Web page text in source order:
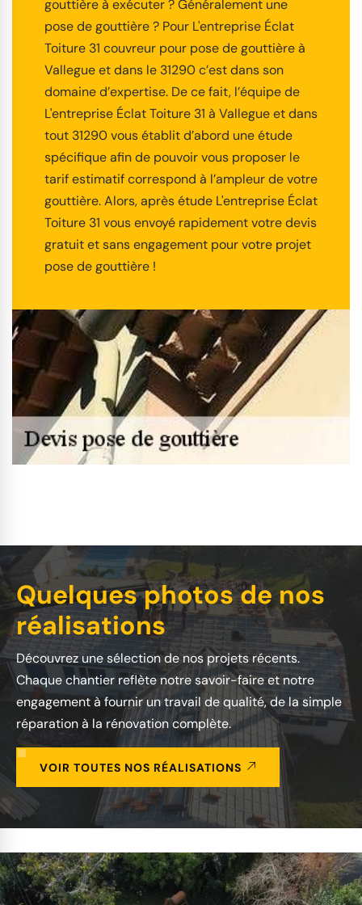
gouttière à exécuter ? Généralement une
pose de gouttière ? Pour L'entreprise Éclat
Toiture 31 couvreur pour pose de gouttière à
Vallegue et dans le 31290 c’est dans son
domaine d’expertise. De ce fait, l’équipe de
L'entreprise Éclat Toiture 31 à Vallegue et dans
tout 31290 vous établit d’abord une étude
spécifique afin de pouvoir vous proposer le
tarif estimatif correspond à l’ampleur de votre
gouttière. Alors, après étude L'entreprise Éclat
Toiture 31 vous envoyé rapidement votre devis
gratuit et sans engagement pour votre projet
pose de gouttière !
Quelques photos de nos
réalisations
Découvrez une sélection de nos projets récents.
Chaque chantier reflète notre savoir-faire et notre
engagement à fournir un travail de qualité, de la simple
réparation à la rénovation complète.
VOIR TOUTES NOS RÉALISATIONS